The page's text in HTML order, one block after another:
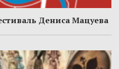
Дениса Мацуева